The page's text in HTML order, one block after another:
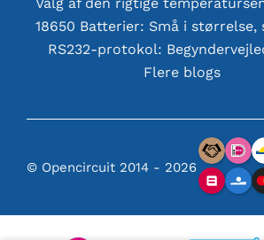
RS232-protokol:
Flere blogs
© Opencircuit 2014 - 2026